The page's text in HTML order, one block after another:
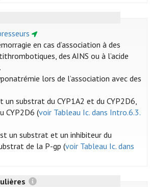
en cas d’association à des
des AINS ou à l’acide
lors de l’association avec des
un substrat du CYP1A2 et du CYP2D6,
CYP2D6 (voir Tableau Ic. dans Intro.6.3.
un substrat et un inhibiteur du
de la P-gp (voir Tableau Ic. dans